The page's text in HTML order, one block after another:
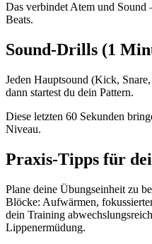
Das verbindet Atem und
Beats.
Sound-Drills (1
Jeden Hauptsound (Kick,
dann startest du dein Pattern.
Diese letzten 60 Sekunden
Niveau.
Praxis-Tipps für
Plane deine Übungseinheit zu
Blöcke: Aufwärmen,
dein Training
Lippenermüdung.